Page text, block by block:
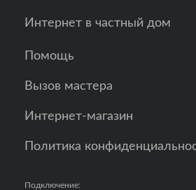
Интернет в частный дом
Помощь
Вызов мастера
Интернет-магазин
Политика
Подключение: